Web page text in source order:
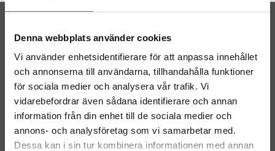
Denna webbplats använder cookies
Vi använder enhetsidentifierare för att anpassa innehållet
och annonserna till användarna, tillhandahålla funktioner
för sociala medier och analysera vår trafik. Vi
vidarebefordrar även sådana identifierare och annan
information från din enhet till de sociala medier och
annons- och analysföretag som vi samarbetar med.
Dessa kan i sin tur kombinera informationen med annan
Maskinparken Sverige AB
Huvudkontor
Ritarslingan 4, Arninge Industriområde
187 66 Täby